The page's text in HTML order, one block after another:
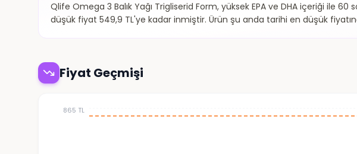
Qlife Omega 3 Balık Yağı Trigliserid Form, yüksek EPA ve DHA içeriği
düşük fiyat 549,9 TL'ye kadar inmiştir. Ürün şu anda tarihi en düşük
Fiyat Geçmişi
865 TL